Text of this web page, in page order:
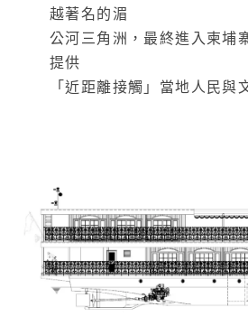
越著名的湄
公河三角洲，最終進入柬埔
提供
「近距離接觸」當地人民與